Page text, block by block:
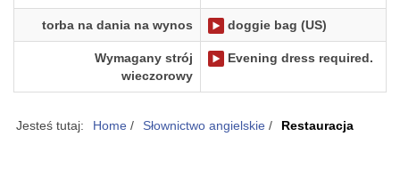
torba na dania na wynos doggie bag (US)
Wymagany strój
wieczorowy
Evening dress required.
Jesteś tutaj: Home / Słownictwo angielskie / Restauracja